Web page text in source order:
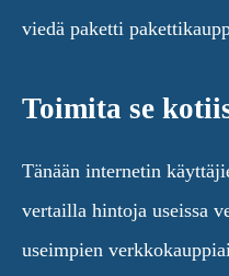
viedä paketti
Toimita se
Tänään internetin
vertailla hintoja useissa
useimpien